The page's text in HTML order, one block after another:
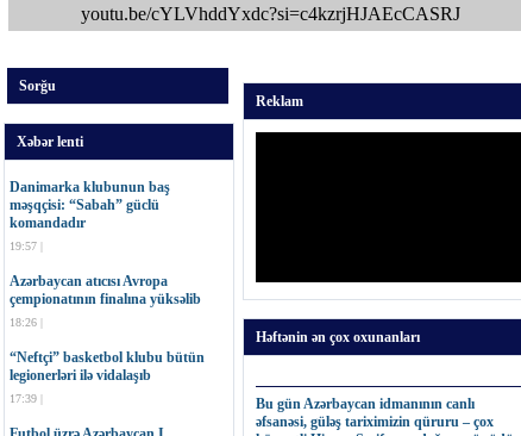
youtu.be/cYLVhddYxdc?si=c4kzrjHJAEcCASRJ
Sorğu
Xəbər lenti
Danimarka klubunun baş
məşqçisi: “Sabah” güclü
komandadır
19:57 |
Azərbaycan atıcısı Avropa
çempionatının finalına yüksəlib
18:26 |
“Neftçi” basketbol klubu bütün
legionerləri ilə vidalaşıb
17:39 |
Reklam
Həftənin ən çox oxunanları
Bu gün Azərbaycan idmanının canlı
əfsanəsi, güləş tariximizin qüruru – çox